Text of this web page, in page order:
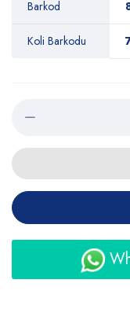
Barkod
Koli Barkodu